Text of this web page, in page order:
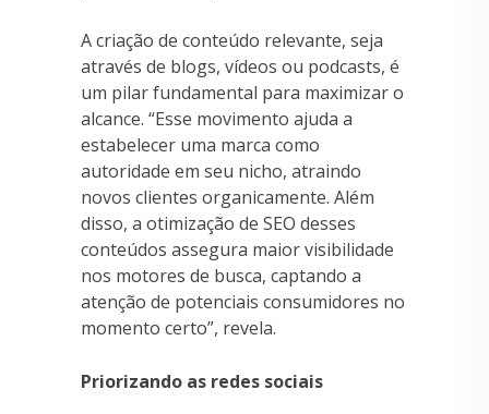
A criação de conteúdo relevante, seja
através de blogs, vídeos ou podcasts, é
um pilar fundamental para maximizar o
alcance. “Esse movimento ajuda a
estabelecer uma marca como
autoridade em seu nicho, atraindo
novos clientes organicamente. Além
disso, a otimização de SEO desses
conteúdos assegura maior visibilidade
nos motores de busca, captando a
atenção de potenciais consumidores no
momento certo”, revela.
Priorizando as redes sociais